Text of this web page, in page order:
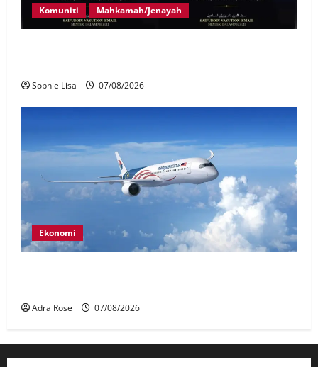
Komuniti Mahkamah/Jenayah
Sophie Lisa 07/08/2026
Ekonomi
Adra Rose 07/08/2026